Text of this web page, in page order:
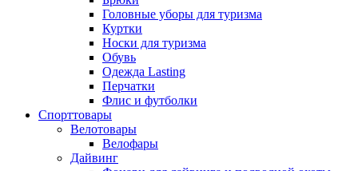
Головные уборы для туризма
Куртки
Носки для туризма
Обувь
Одежда Lasting
Перчатки
Флис и футболки
Спорттовары
Велотовары
Велофары
Дайвинг